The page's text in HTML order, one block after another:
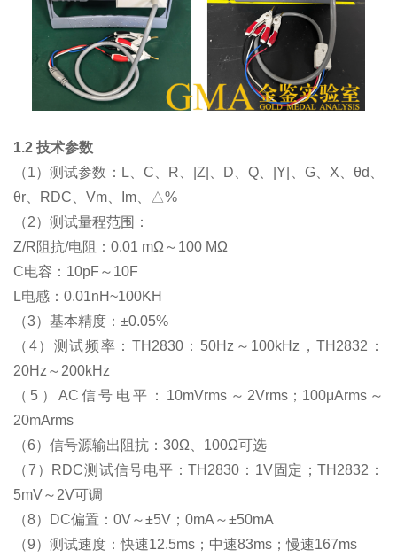
1.2 技术参数
（1）测试参数：L、C、R、|Z|、D、Q、|Y|、G、X、θd、
θr、RDC、Vm、Im、△%
（2）测试量程范围：
Z/R阻抗/电阻：0.01 mΩ～100 MΩ
C电容：10pF～10F
L电感：0.01nH~100KH
（3）基本精度：±0.05%
（4）测试频率：TH2830：50Hz～100kHz，TH2832：
20Hz～200kHz
（5）AC信号电平：10mVrms～2Vrms；100μArms～
20mArms
（6）信号源输出阻抗：30Ω、100Ω可选
（7）RDC测试信号电平：TH2830：1V固定；TH2832：
5mV～2V可调
（8）DC偏置：0V～±5V；0mA～±50mA
（9）测试速度：快速12.5ms；中速83ms；慢速167ms